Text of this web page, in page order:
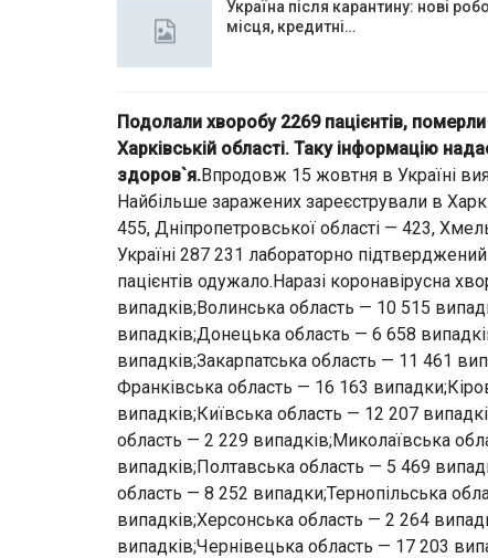
Україна після карантину: нові
місця, кредитні…
Подолали хворобу 2269 пацієнтів,
Харківській області. Таку інформацію
здоров`я.Впродовж 15 жовтня в Україні
Найбільше заражених зареєстрували в
455, Дніпропетровської області — 423,
Україні 287 231 лабораторно
пацієнтів одужало.Наразі коронавірусна
випадків;Волинська область — 10 515
випадків;Донецька область — 6 658
випадків;Закарпатська область — 11 461
Франківська область — 16 163
випадків;Київська область — 12 207
область — 2 229 випадків;Миколаївська
випадків;Полтавська область — 5 469
область — 8 252 випадки;Тернопільська
випадків;Херсонська область — 2 264
випадків;Чернівецька область — 17 203